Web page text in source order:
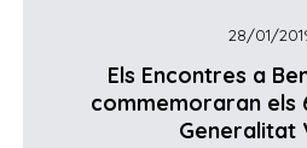
28/01/
Els Encontres a
commemoraran els
Generalitat